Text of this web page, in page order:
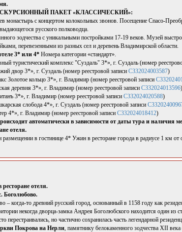
ПАКЕТ «КЛАССИЧЕСКИЙ»:
монастырь с концертом колокольных звонов. Посещение Спасо-
русского полководца.
зодчества с уникальными постройками 17-19 веков. Музей
перевезенными из разных сел и деревень Владимирской области.
3* или 4* Номера категории «стандарт».
туристический комплекс "Суздаль" 3*», г. Суздаль (номер
двор 3*», г. Суздаль (номер реестровой записи С332024003587)
Золотое кольцо 3*», г. Владимир (номер реестровой записи
деревня 3*», г. Владимир (номер реестровой записи С332024013596)
3*», г. Владимир (номер реестровой записи С332024020588)
слобода 4*», г. Суздаль (номер реестровой записи
4*», г. Владимир (номер реестровой записи С332024018412)
автоматически в зависимости от даты тура и наличия
отеля.
размещении в гостинице 4* Ужин в ресторане города в радиусе 1 км от
ресторане отеля.
Боголюбово.
– когда-то древний русский город, основанный в 1158 году как
некогда дворца-замка Андрея Боголюбского находится один
перестраивались, но частично сохранилась часть легендарной
Покрова на Нерли, памятнику белокаменного зодчества XII